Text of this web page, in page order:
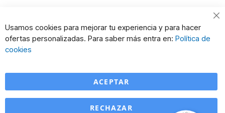
Usamos cookies para mejorar tu experiencia y para hacer
ofertas personalizadas. Para saber más entra en: Política de
cookies
ACEPTAR
RECHAZAR